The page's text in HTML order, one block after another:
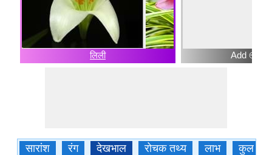
लिली Add ⊕
सारांश रंग देखभाल रोचक तथ्य लाभ कुल